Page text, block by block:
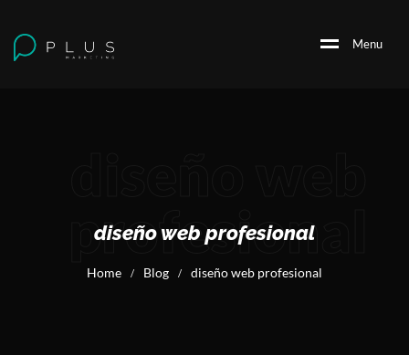
Menu
profesional
diseño web profesional
Home / Blog / diseño web profesional